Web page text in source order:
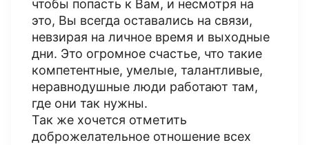
чтобы попасть к Вам, и несмотря на
это, Вы всегда оставались на связи,
невзирая на личное время и выходные
дни. Это огромное счастье, что такие
компетентные, умелые, талантливые,
неравнодушные люди работают там,
где они так нужны.
Так же хочется отметить
доброжелательное отношение всех